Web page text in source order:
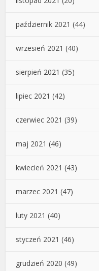
październik 2021 (44)
wrzesień 2021 (40)
sierpień 2021 (35)
lipiec 2021 (42)
czerwiec 2021 (39)
maj 2021 (46)
kwiecień 2021 (43)
marzec 2021 (47)
luty 2021 (40)
styczeń 2021 (46)
grudzień 2020 (49)